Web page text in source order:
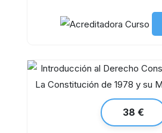
al servicio de la
38 €